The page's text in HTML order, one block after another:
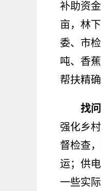
补助资
亩，林
委、市
吨、香
帮扶精
找
强化乡
督检查
运；供
一些实